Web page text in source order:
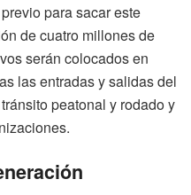
para sacar este
de cuatro millones de
serán colocados en
las entradas y salidas del
peatonal y rodado y